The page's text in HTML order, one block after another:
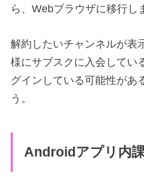
ら、Webブラウザに移行し
解約したいチャンネルが表
様にサブスクに入会してい
グインしている可能性があ
う。
Androidアプリ内